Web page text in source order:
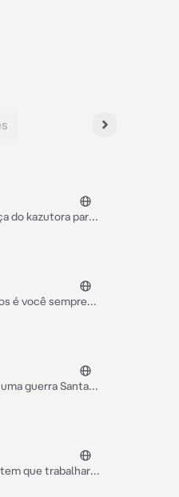
do kazutora para
é você sempre
guerra Santa
que trabalhar